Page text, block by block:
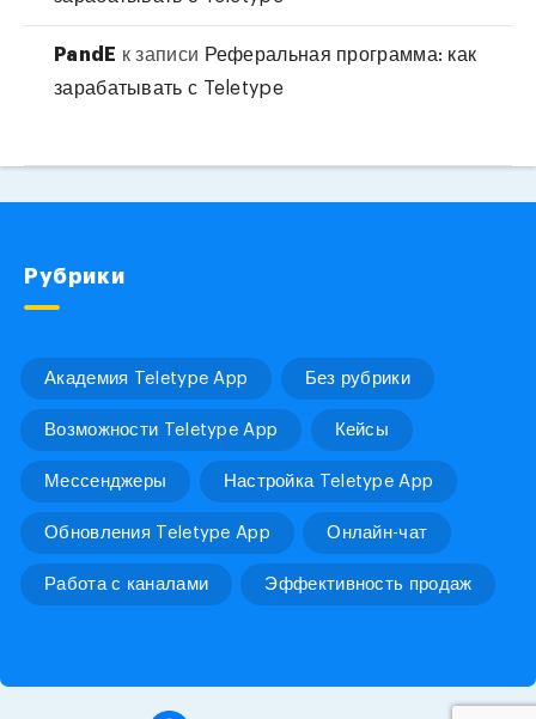
PandE к записи Реферальная программа: как
зарабатывать с Teletype
Рубрики
Академия Teletype App Без рубрики
Возможности Teletype App Кейсы
Мессенджеры Настройка Teletype App
Обновления Teletype App Онлайн-чат
Работа с каналами Эффективность продаж